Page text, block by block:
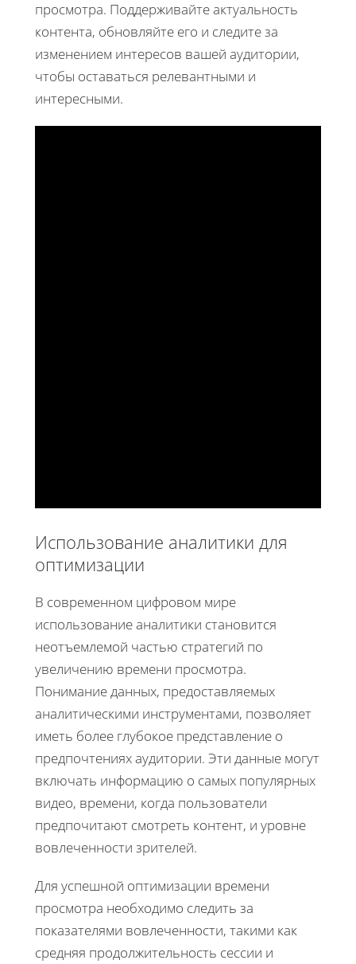
просмотра. Поддерживайте актуальность
контента, обновляйте его и следите за
изменением интересов вашей аудитории,
чтобы оставаться релевантными и
интересными.
Использование аналитики для
оптимизации
В современном цифровом мире
использование аналитики становится
неотъемлемой частью стратегий по
увеличению времени просмотра.
Понимание данных, предоставляемых
аналитическими инструментами, позволяет
иметь более глубокое представление о
предпочтениях аудитории. Эти данные могут
включать информацию о самых популярных
видео, времени, когда пользователи
предпочитают смотреть контент, и уровне
вовлеченности зрителей.
Для успешной оптимизации времени
просмотра необходимо следить за
показателями вовлеченности, такими как
средняя продолжительность сессии и